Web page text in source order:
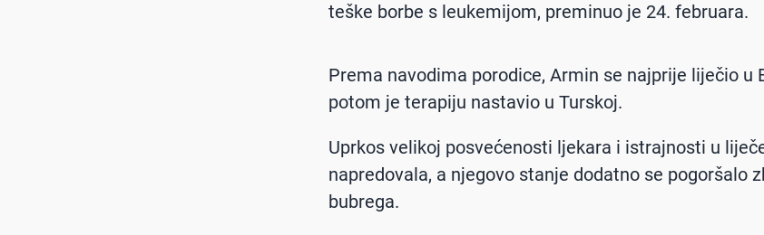
teške borbe s leukemijom, preminuo je 24. februara.
Prema navodima porodice, Armin se najprije liječio u
potom je terapiju nastavio u Turskoj.
Uprkos velikoj posvećenosti ljekara i istrajnosti u
napredovala, a njegovo stanje dodatno se pogoršalo
bubrega.